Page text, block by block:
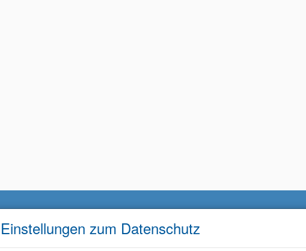
Einstellungen zum Datenschutz